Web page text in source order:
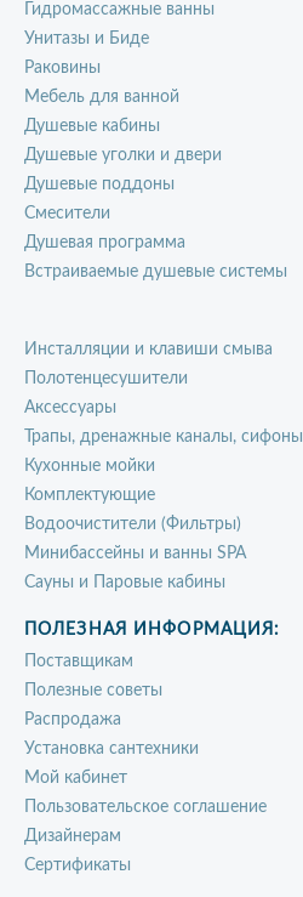
Гидромассажные ванны
Унитазы и Биде
Раковины
Мебель для ванной
Душевые кабины
Душевые уголки и двери
Душевые поддоны
Смесители
Душевая программа
Встраиваемые душевые системы
Инсталляции и клавиши смыва
Полотенцесушители
Аксессуары
Трапы, дренажные каналы, сифоны
Кухонные мойки
Комплектующие
Водоочистители (Фильтры)
Минибассейны и ванны SPA
Сауны и Паровые кабины
ПОЛЕЗНАЯ ИНФОРМАЦИЯ:
Поставщикам
Полезные советы
Распродажа
Установка сантехники
Мой кабинет
Пользовательское соглашение
Дизайнерам
Сертификаты